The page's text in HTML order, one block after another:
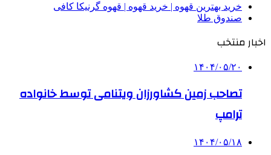
خرید بهترین قهوه | خرید قهوه | قهوه گرنیکا کافی
صندوق طلا
اخبار منتخب
۱۴۰۴/۰۵/۲۰
تصاحب زمین کشاورزان ویتنامی توسط خانواده
ترامپ
۱۴۰۴/۰۵/۱۸